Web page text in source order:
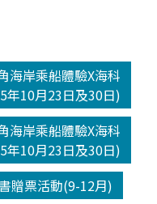
海岸乘船體驗X海科
年10月23日及30日)
海岸乘船體驗X海科
年10月23日及30日)
贈票活動(9-12月)